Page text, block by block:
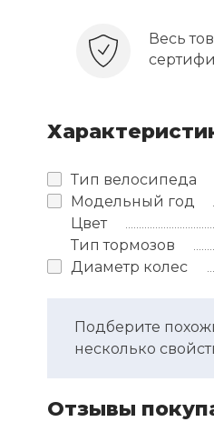
Весь
Тип велосипеда
Модельный год
Цвет
Тип тормозов
Диаметр колес
Подберите
несколько
Отзывы